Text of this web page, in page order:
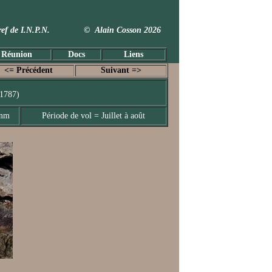
de I.N.P.N. © Alain Cosson 2026
Docs Liens
<= Précédent Suivant =>
Période de vol = Juillet à août